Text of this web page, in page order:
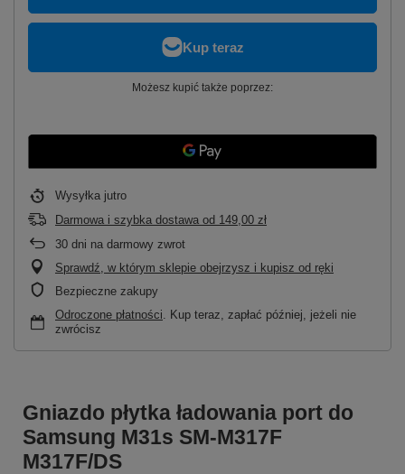
Możesz kupić także poprzez:
Wysyłka jutro
Darmowa i szybka dostawa od 149,00 zł
30 dni na darmowy zwrot
Sprawdź, w którym sklepie obejrzysz i kupisz od ręki
Bezpieczne zakupy
Odroczone płatności . Kup teraz, zapłać później, jeżeli nie
zwrócisz
Gniazdo płytka ładowania port do
Samsung M31s SM-M317F
M317F/DS